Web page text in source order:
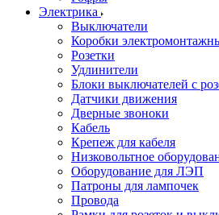
Электрика
Выключатели
Коробки
Розетки
Удлинители
Блоки выключателей с
Датчики движения
Дверные звоноки
Кабель
Крепеж для кабеля
Низковольтное
Оборудование для ЛЭП
Патроны для лампочек
Провода